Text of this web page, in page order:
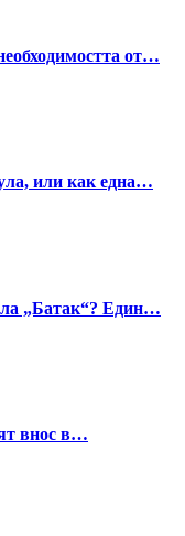
от…
или как една…
„Батак“? Един…
внос в…